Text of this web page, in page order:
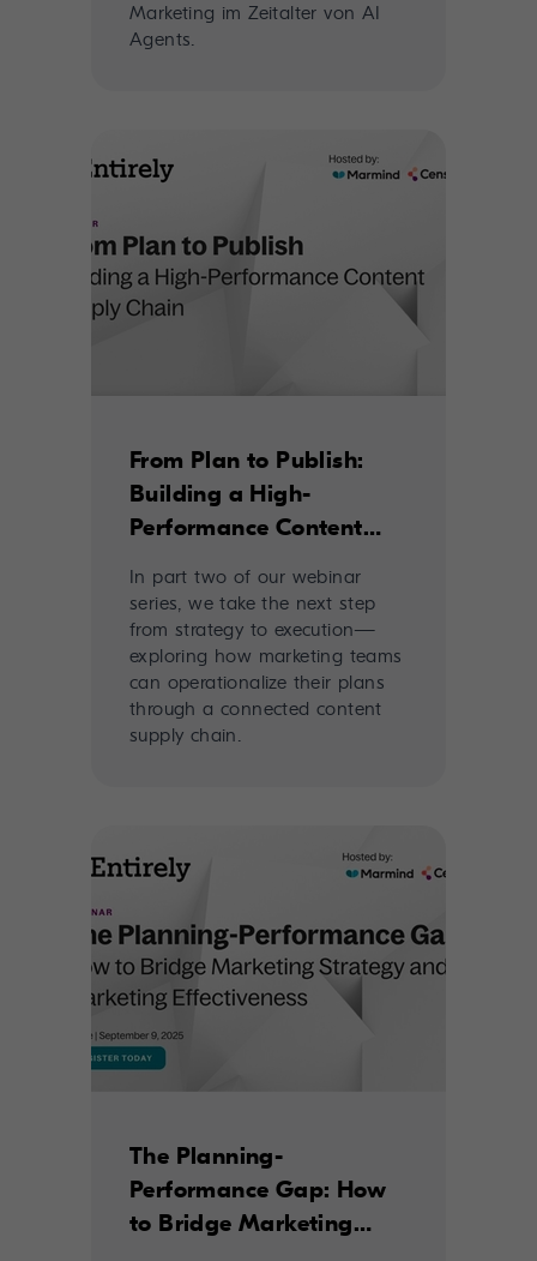
Marketing im Zeitalter von AI
Agents.
From Plan to Publish:
Building a High-
Performance Content
In part two of our webinar
series, we take the next step
from strategy to execution—
exploring how marketing teams
can operationalize their plans
through a connected content
supply chain.
The Planning-
Performance Gap: How
to Bridge Marketing